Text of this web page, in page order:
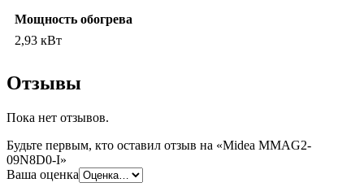
Мощность обогрева
2,93 кВт
Отзывы
Пока нет отзывов.
Будьте первым, кто оставил отзыв на «Midea MMAG2-
09N8D0-I»
Ваша оценка